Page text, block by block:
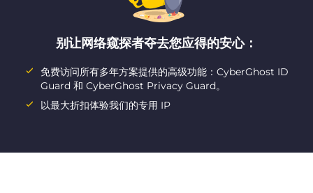
别让网络窥探者夺去您应得的安心：
免费访问所有多年方案提供的高级功能：CyberGhost ID
Guard 和 CyberGhost Privacy Guard。
以最大折扣体验我们的专用 IP